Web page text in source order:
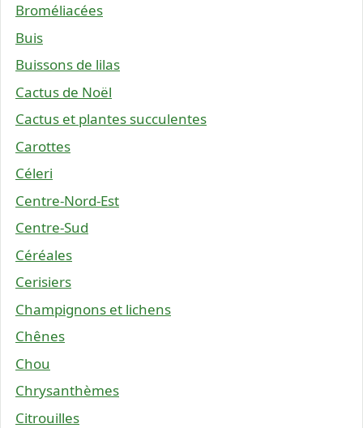
Broméliacées
Buis
Buissons de lilas
Cactus de Noël
Cactus et plantes succulentes
Carottes
Céleri
Centre-Nord-Est
Centre-Sud
Céréales
Cerisiers
Champignons et lichens
Chênes
Chou
Chrysanthèmes
Citrouilles